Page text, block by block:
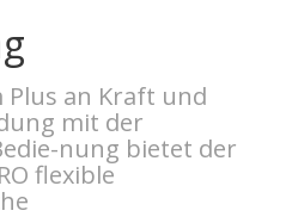
Plus an Kraft und
mit der
nung bietet der
flexible